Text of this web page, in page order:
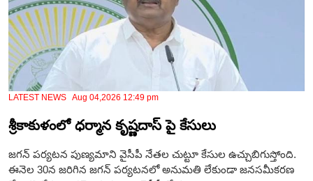
LATEST NEWS Aug 04,2026 12:49 pm
శ్రీకాకుళంలో ధర్మాన కృష్ణదాస్ పై కేసులు
జగన్ పర్యటన పుణ్యమాని వైసీపీ నేతల చుట్టూ కేసుల ఉచ్చుబిగుస్తోంది.
ఈనెల 30న జరిగిన జగన్ పర్యటనలో అనుమతి లేకుండా జనసమీకరణ